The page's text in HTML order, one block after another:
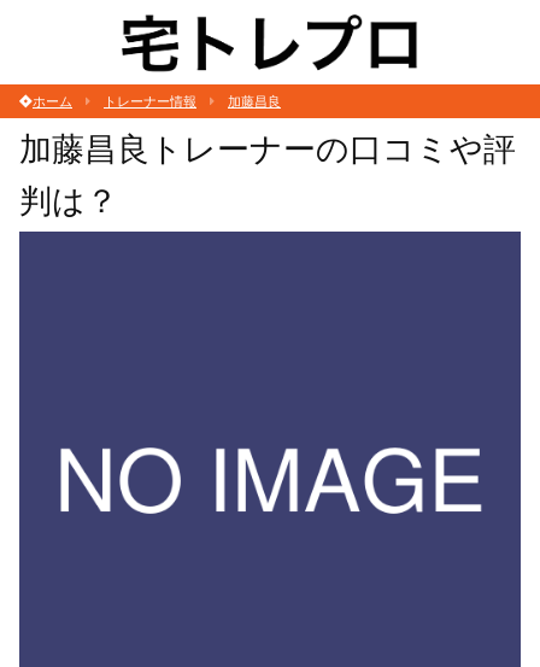
ホーム トレーナー情報 加藤昌良
加藤昌良トレーナーの口コミや評
判は？